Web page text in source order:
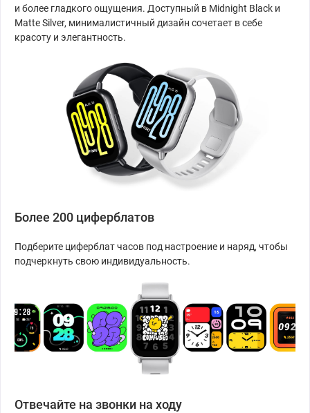
и более гладкого ощущения. Доступный в Midnight Black и
Matte Silver, минималистичный дизайн сочетает в себе
красоту и элегантность.
Более 200 циферблатов
Подберите циферблат часов под настроение и наряд, чтобы
подчеркнуть свою индивидуальность.
Отвечайте на звонки на ходу